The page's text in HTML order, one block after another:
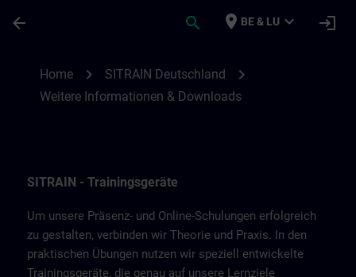
arrow_back search place BE & LU expand_more login
Home chevron_right SITRAIN Deutschland chevron_right
Weitere Informationen & Downloads
SITRAIN - Trainingsgeräte
Um unsere Präsenz- und Online-Schulungen erfolgreich
zu gestalten, verbinden wir Theorie und Praxis. In den
praktischen Übungen nutzen wir speziell entwickelte
Trainingsgeräte, die genau auf unsere Lernziele